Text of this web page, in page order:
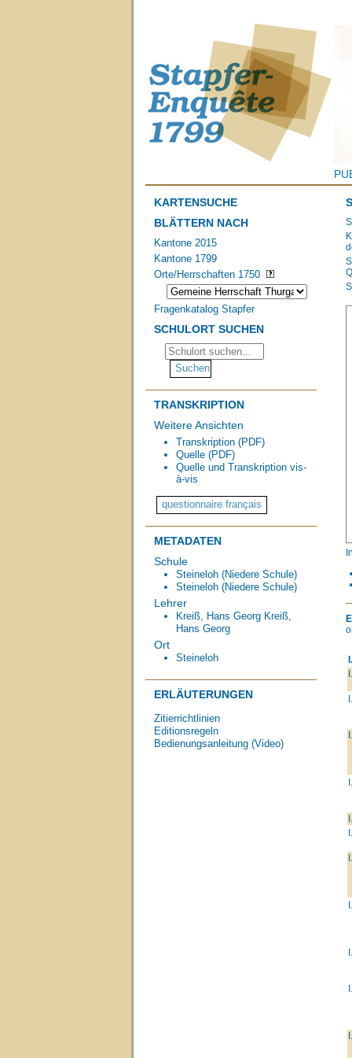
KARTENSUCHE
BLÄTTERN NACH
Kantone 2015
Kantone 1799
Orte/Herrschaften 1750
Fragenkatalog Stapfer
SCHULORT SUCHEN
TRANSKRIPTION
Weitere Ansichten
Transkription (PDF)
Quelle (PDF)
Quelle und Transkription vis-
à-vis
METADATEN
Schule
Steineloh (Niedere Schule)
Steineloh (Niedere Schule)
Lehrer
Kreiß, Hans Georg Kreiß,
Hans Georg
Ort
Steineloh
ERLÄUTERUNGEN
Zitierrichtlinien
Editionsregeln
Bedienungsanleitung (Video)